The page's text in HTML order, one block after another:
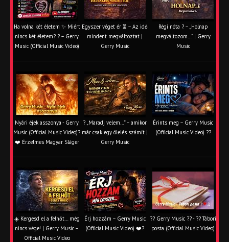
Ha volna két életem ✨ Miért
nincs két életem? ? – Gerry
Music (Official Music Video)
Egyszer véget ér ⏳ – Az idő
mindent megváltoztat |
Gerry Music
Régi nóta ? – „Holnap
megváltozom…” | Gerry
Music
Nyári éjek asszonya - Gerry
Music (Official Music Video)?
❤️ Érzelmes Magyar Sláger
? „Maradj velem…” – amikor
már csak egy ölelés számít |
Gerry Music
Érints meg – Gerry Music
(Official Music Video) ??
☀️ Kergesd el a felhőt… még
nincs vége! | Gerry Music –
Official Music Video
Érj hozzám – Gerry Music
(Official Music Video) ❤️?
?? Gerry Music ?? - ?? Tábori
posta (Official Music Video)